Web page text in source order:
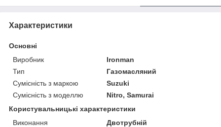
Характеристики
Основні
Виробник
Ironman
Тип
Газомасляний
Сумісність з маркою
Suzuki
Сумісність з моделлю
Nitro, Samurai
Користувальницькі характеристики
Виконання
Двотрубній